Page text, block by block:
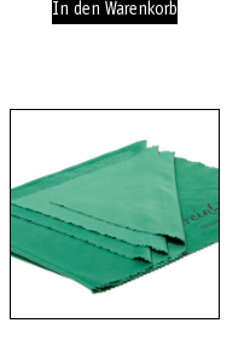
In den Warenkorb